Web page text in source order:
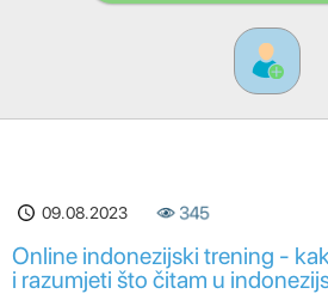
09.08.2023 345
Online indonezijski trening -
i razumjeti što čitam u